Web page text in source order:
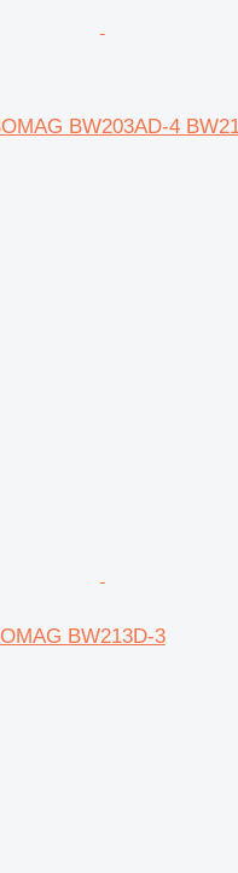
BW203AD-4
BW213D-3